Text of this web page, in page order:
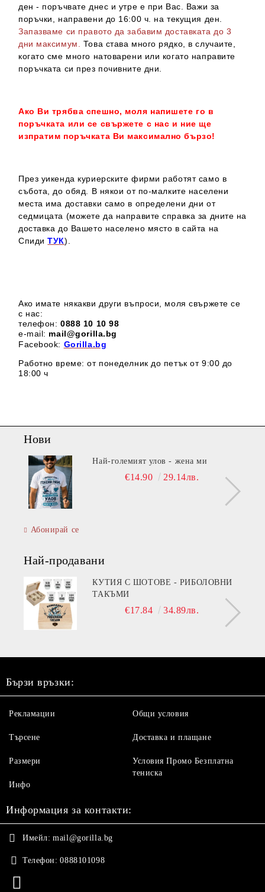
ден - поръчвате днес и утре е при Вас. Важи за
поръчки, направени до 16:00 ч. на текущия ден.
Запазваме си правото да забавим доставката до 3
дни максимум.
Това става много рядко, в случаите,
когато сме много натоварени или когато направите
поръчката си през почивните дни.
Ако Ви трябва спешно, моля напишете го в
поръчката или се свържете с нас и ние ще
изпратим поръчката Ви максимално бързо!
През уикенда куриерските фирми работят само в
събота, до обяд. В някои от по-малките населени
места има доставки само в определени дни от
седмицата (можете да направите справка за дните на
доставка до Вашето населено място в сайта на
СпидиТУК).
Ако имате някакви други въпроси, моля свържете се
с нас:
телефон:0888 10 10 98
e-mail: mail@gorilla.bg
Facebook: Gorilla.bg
Работно време: от понеделник до петък от 9:00 до
18:00 ч
Нови
Най-големият улов - жена ми
€14.90 29.14лв.
Абонирай се
Най-продавани
КУТИЯ С ШОТОВЕ - РИБОЛОВНИ
ТАКЪМИ
€17.84 34.89лв.
Бързи връзки:
Рекламации
Търсене
Размери
Инфо
Общи условия
Доставка и плащане
Условия Промо Безплатна
тениска
Информация за контакти:
Имейл: mail@gorilla.bg
Телефон: 0888101098